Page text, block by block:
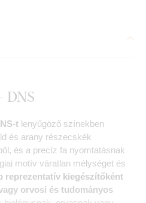
DNS
t lenyűgöző színekben
és arany részecskék
és a precíz fa nyomtatásnak
motív váratlan mélységet és
reprezentatív kiegészítőként
orvosi és tudományos